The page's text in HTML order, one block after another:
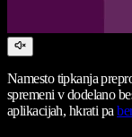
Namesto tipkanja
spremeni v dodelano
aplikacijah, hkrati pa